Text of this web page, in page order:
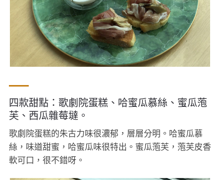
四款甜點：歌劇院蛋糕、哈蜜瓜慕絲、蜜瓜萢
芙、西瓜雜莓墶。
歌劇院蛋糕的朱古力味很濃郁，層層分明。哈蜜瓜慕
絲，味道甜蜜，哈蜜瓜味很特出。蜜瓜萢芙，萢芙皮香
軟可口，很不錯呀。